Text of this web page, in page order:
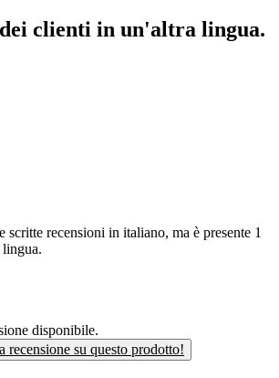
dei clienti in un'altra lingua.
scritte recensioni in italiano, ma è presente 1
lingua.
disponibile.
recensione su questo prodotto!